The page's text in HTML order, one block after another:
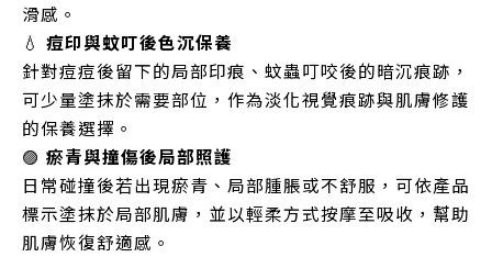
滑感。
💧 痘印與蚊叮後色沉保養
針對痘痘後留下的局部印痕、蚊蟲叮咬後的暗沉痕跡，
可少量塗抹於需要部位，作為淡化視覺痕跡與肌膚修護
的保養選擇。
🟣 瘀青與撞傷後局部照護
日常碰撞後若出現瘀青、局部腫脹或不舒服，可依產品
標示塗抹於局部肌膚，並以輕柔方式按摩至吸收，幫助
肌膚恢復舒適感。